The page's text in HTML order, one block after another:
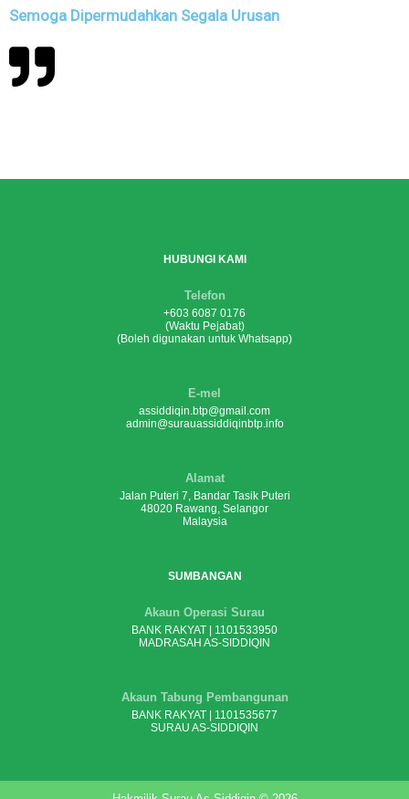
Semoga Dipermudahkan Segala Urusan
HUBUNGI KAMI
Telefon
+603 6087 0176
(Waktu Pejabat)
(Boleh digunakan untuk Whatsapp)
E-mel
assiddiqin.btp@gmail.com
admin@surauassiddiqinbtp.info
Alamat
Jalan Puteri 7, Bandar Tasik Puteri
48020 Rawang, Selangor
Malaysia
SUMBANGAN
Akaun Operasi Surau
BANK RAKYAT | 1101533950
MADRASAH AS-SIDDIQIN
Akaun Tabung Pembangunan
BANK RAKYAT | 1101535677
SURAU AS-SIDDIQIN